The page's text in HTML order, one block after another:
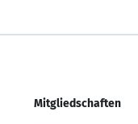
Mitgliedschaften